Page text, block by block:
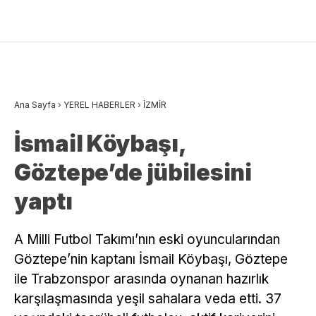
Ana Sayfa › YEREL HABERLER › İZMİR
İsmail Köybaşı,
Göztepe’de jübilesini
yaptı
A Milli Futbol Takımı’nın eski oyuncularından
Göztepe’nin kaptanı İsmail Köybaşı, Göztepe
ile Trabzonspor arasında oynanan hazırlık
karşılaşmasında yeşil sahalara veda etti. 37